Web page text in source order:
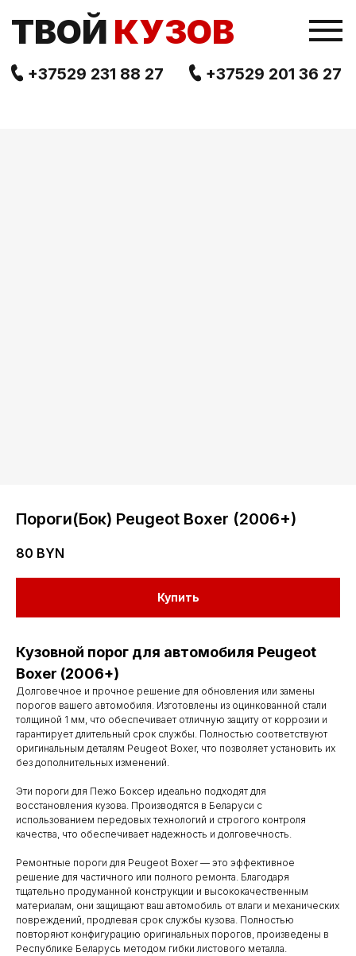
TВОЙ КУЗОВ
Пороги(Бок) Peugeot Boxer (2006+)
80 BYN
Купить
Кузовной порог для автомобиля Peugeot
Boxer (2006+)
Долговечное и прочное решение для обновления или замены
порогов вашего автомобиля. Изготовлены из оцинкованной стали
толщиной 1 мм, что обеспечивает отличную защиту от коррозии и
гарантирует длительный срок службы. Полностью соответствуют
оригинальным деталям Peugeot Boxer, что позволяет установить их
без дополнительных изменений.
Эти пороги для Пежо Боксер идеально подходят для
восстановления кузова. Производятся в Беларуси с
использованием передовых технологий и строгого контроля
качества, что обеспечивает надежность и долговечность.
Ремонтные пороги для Peugeot Boxer — это эффективное
решение для частичного или полного ремонта. Благодаря
тщательно продуманной конструкции и высококачественным
материалам, они защищают ваш автомобиль от влаги и механических
повреждений, продлевая срок службы кузова. Полностью
повторяют конфигурацию оригинальных порогов, произведены в
Республике Беларусь методом гибки листового металла.